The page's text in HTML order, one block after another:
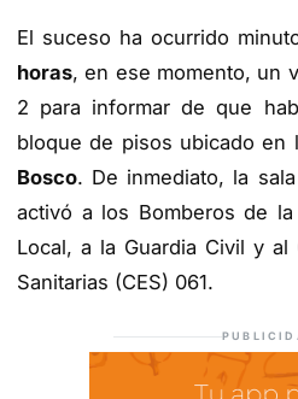
El suceso ha ocurrido
horas, en ese momento, un
2 para informar de que
bloque de pisos ubicado en
Bosco. De inmediato, la
activó a los Bomberos de
Local, a la Guardia Civil y al
Sanitarias (CES) 061.